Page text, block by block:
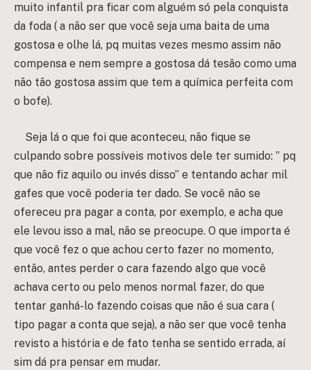
muito infantil pra ficar com alguém só pela conquista
da foda ( a não ser que você seja uma baita de uma
gostosa e olhe lá, pq muitas vezes mesmo assim não
compensa e nem sempre a gostosa dá tesão como uma
não tão gostosa assim que tem a química perfeita com
o bofe).
Seja lá o que foi que aconteceu, não fique se
culpando sobre possíveis motivos dele ter sumido: ” pq
que não fiz aquilo ou invés disso” e tentando achar mil
gafes que você poderia ter dado. Se você não se
ofereceu pra pagar a conta, por exemplo, e acha que
ele levou isso a mal, não se preocupe. O que importa é
que você fez o que achou certo fazer no momento,
então, antes perder o cara fazendo algo que você
achava certo ou pelo menos normal fazer, do que
tentar ganhá-lo fazendo coisas que não é sua cara (
tipo pagar a conta que seja), a não ser que você tenha
revisto a história e de fato tenha se sentido errada, aí
sim dá pra pensar em mudar.